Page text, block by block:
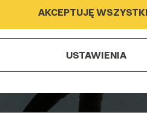
AKCEPTUJĘ
USTAWIENIA